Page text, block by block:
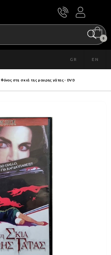
0
GR EN
Φόνος στη σκιά της μαυρης γάτας - DVD